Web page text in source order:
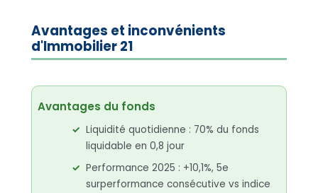
Avantages et inconvénients
d'Immobilier 21
Avantages du fonds
Liquidité quotidienne : 70% du fonds
liquidable en 0,8 jour
Performance 2025 : +10,1%, 5e
surperformance consécutive vs indice